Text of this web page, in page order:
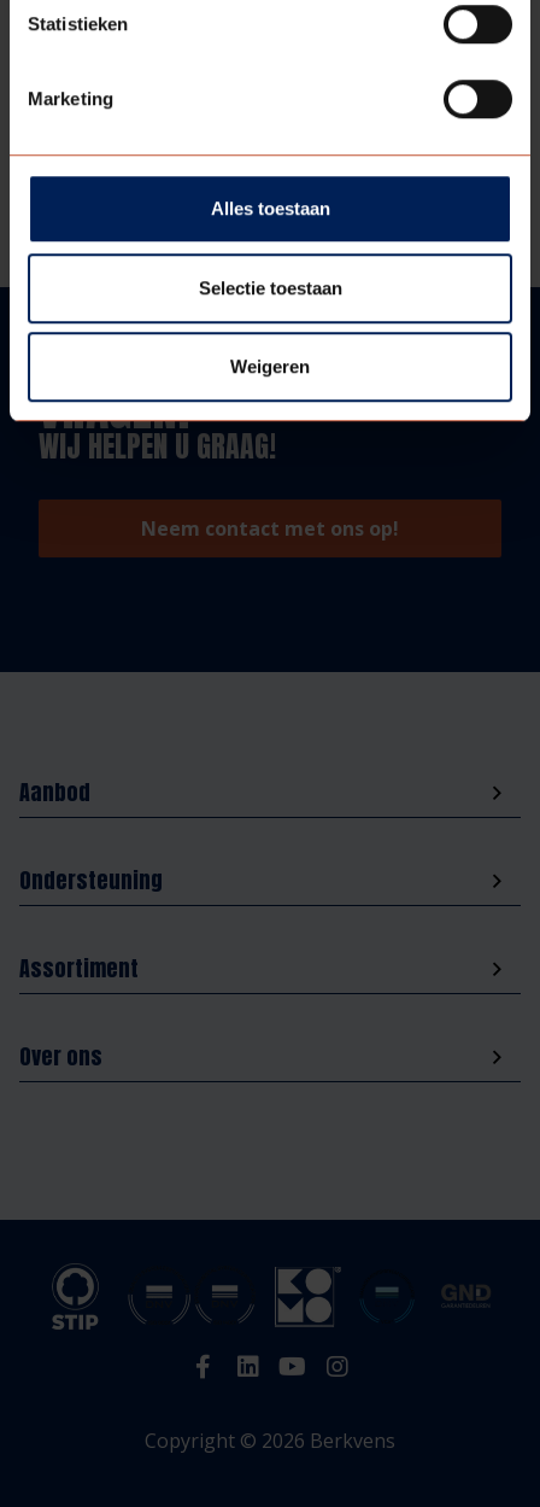
Statistieken
Marketing
Alles toestaan
Selectie toestaan
Weigeren
DOWNLOADS
Technische tekening
Technische informatie
VRAGEN?
WIJ HELPEN U GRAAG!
Neem contact met ons op!
Aanbod
Ondersteuning
Assortiment
Over ons
Copyright © 2026 Berkvens